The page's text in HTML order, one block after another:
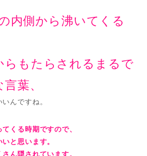
内側から沸いてくる
らもたらされるまるで
葉、
んですね。
くる時期ですので、
と思います。
ん隠されています。